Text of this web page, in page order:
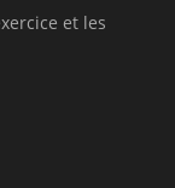
et les